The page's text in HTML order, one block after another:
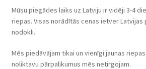
Mūsu piegādes laiks uz Latviju ir vidēji 3-4
riepas. Visas norādītās cenas ietver
nodokli.
Mēs piedāvājam tikai un vienīgi jaunas
noliktavu pārpalikumus mēs netirgojam.